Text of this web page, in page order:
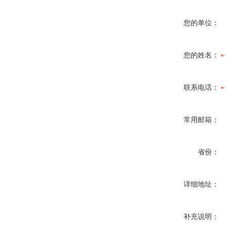
您的单位：
您的姓名：
联系电话：
常用邮箱：
省份：
详细地址：
补充说明：